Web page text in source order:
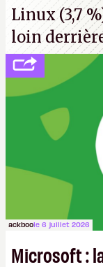
Linux (3,7
loin
ackboole 6 juillet 2026
Microsoft :